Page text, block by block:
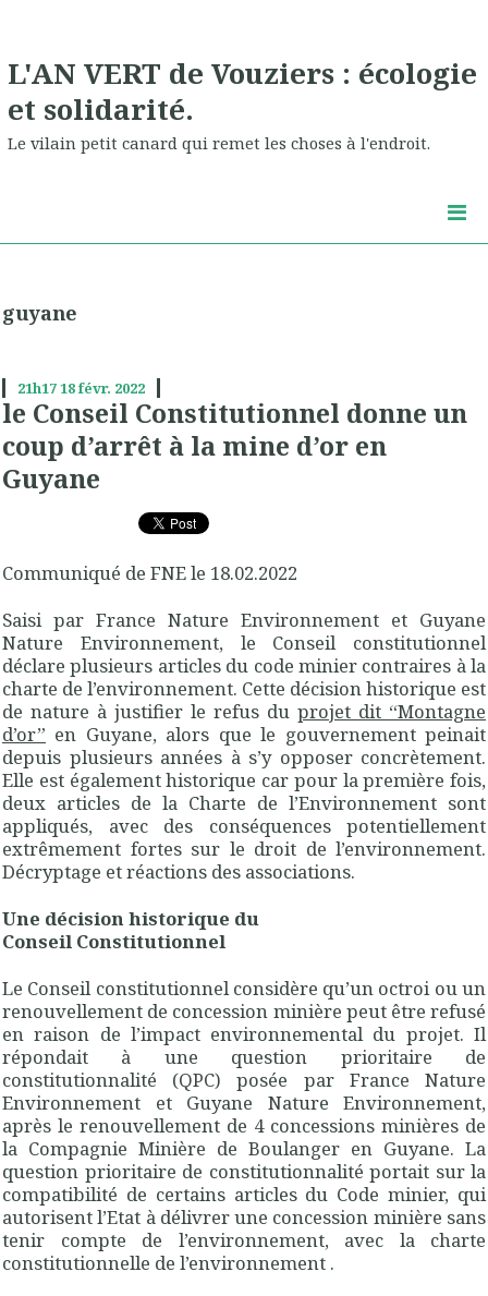
L'AN VERT de Vouziers : écologie
et solidarité.
Le vilain petit canard qui remet les choses à l'endroit.
guyane
21h1718févr. 2022
le Conseil Constitutionnel donne un
coup d’arrêt à la mine d’or en
Guyane
Communiqué de FNE le 18.02.2022
Saisi par France Nature Environnement et Guyane
Nature Environnement, le Conseil constitutionnel
déclare plusieurs articles du code minier contraires à la
charte de l’environnement. Cette décision historique est
de nature à justifier le refus du projet dit “Montagne
d’or” en Guyane, alors que le gouvernement peinait
depuis plusieurs années à s’y opposer concrètement.
Elle est également historique car pour la première fois,
deux articles de la Charte de l’Environnement sont
appliqués, avec des conséquences potentiellement
extrêmement fortes sur le droit de l’environnement.
Décryptage et réactions des associations.
Une décision historique du
Conseil Constitutionnel
Le Conseil constitutionnel considère qu’un octroi ou un
renouvellement de concession minière peut être refusé
en raison de l’impact environnemental du projet. Il
répondait à une question prioritaire de
constitutionnalité (QPC) posée par France Nature
Environnement et Guyane Nature Environnement,
après le renouvellement de 4 concessions minières de
la Compagnie Minière de Boulanger en Guyane. La
question prioritaire de constitutionnalité portait sur la
compatibilité de certains articles du Code minier, qui
autorisent l’Etat à délivrer une concession minière sans
tenir compte de l’environnement, avec la charte
constitutionnelle de l’environnement .